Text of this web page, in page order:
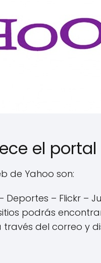
el portal
de Yahoo son:
– Flickr –
podrás
del correo y